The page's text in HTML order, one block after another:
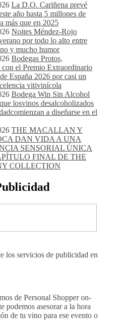
La D.O. Cariñena prevé
año hasta 5 millones de
más que en 2025
Noites Méndez-Rojo
por todo lo alto entre
y mucho humor
Bodegas Protos,
con el Premio Extraordinario
España 2026 por casi un
vitivinícola
Bodega Win Sin Alcohol
losvinos desalcoholizados
a diseñarse en el
THE MACALLAN Y
DAN VIDA A UNA
SENSORIAL ÚNICA
FINAL DE THE
COLLECTION
los servicios de publicidad en
de Personal Shopper on-
podemos asesorar a la hora
de tu vino para ese evento o